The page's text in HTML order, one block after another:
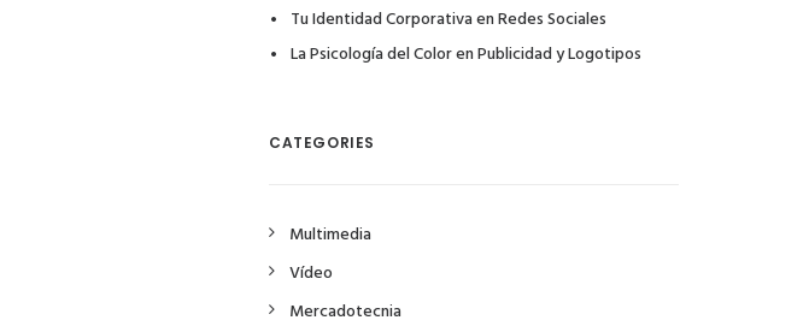
Tu Identidad Corporativa en Redes Sociales
La Psicología del Color en Publicidad y Logotipos
CATEGORIES
Multimedia
Vídeo
Mercadotecnia